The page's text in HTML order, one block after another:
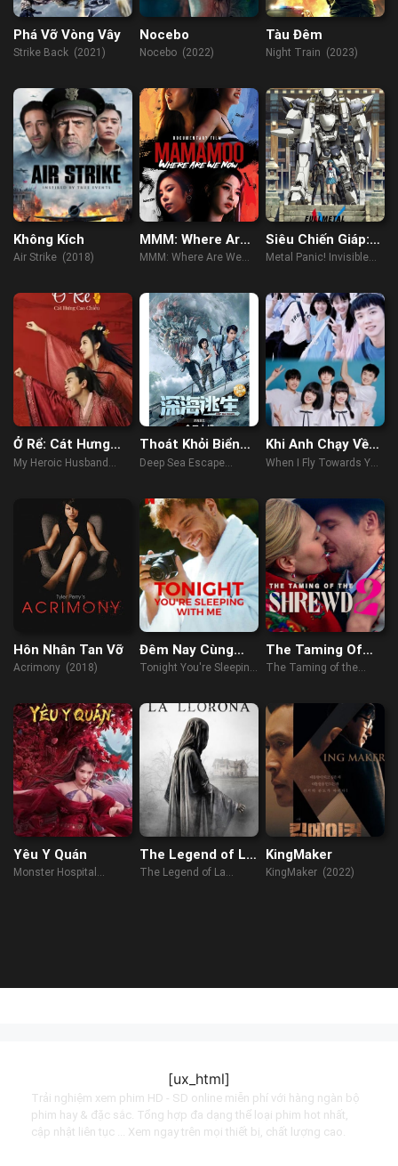
Phá Vỡ Vòng Vây
Strike Back (2021)
Nocebo
Nocebo (2022)
Tàu Đêm
Night Train (2023)
Không Kích
Air Strike (2018)
MMM: Where Are
We Now
MMM: Where Are We
Siêu Chiến Giáp:
Thắng Lợi Vô Hình
Metal Panic! Invisible
Ở Rể: Cát Hưng
Cao Chiếu
My Heroic Husband
Thoát Khỏi Biển
Sâu
Deep Sea Escape
Khi Anh Chạy Về
Phía Em
When I Fly Towards You
Hôn Nhân Tan Vỡ
Acrimony (2018)
Đêm Nay Cùng
Say Giấc Nồng
Tonight You're Sleeping
The Taming Of
The Shrewd 2
The Taming of the
Yêu Y Quán
Monster Hospital
The Legend of La
Llorona
The Legend of La
KingMaker
KingMaker (2022)